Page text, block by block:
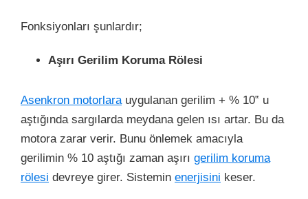
Fonksiyonları şunlardır;
Aşırı Gerilim Koruma Rölesi
Asenkron motorlarauygulanan gerilim + % 10‟ u
aştığında sargılarda meydana gelen ısı artar. Bu da
motora zarar verir. Bunu önlemek amacıyla
gerilimin % 10 aştığı zaman aşırı gerilim koruma
rölesi devreye girer. Sistemin enerjisini keser.